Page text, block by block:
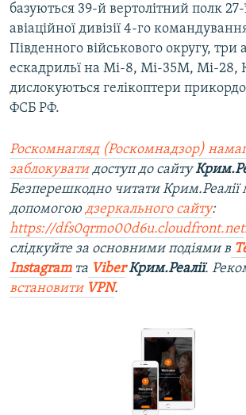
базуються 39-й вертолітний полк
авіаційної дивізії 4-го
Південного військового округу, три
ескадрильї на Мі-8, Мі-35М, Мі-28,
дислокуються гелікоптери
ФСБ РФ.
Роскомнагляд (Роскомнадзор)
заблокуватидоступ до сайту
Безперешкодно читати Крим.Реалії
допомогою дзеркального сайту:
https://dfs0qrmo00d6u.cloudfront.net
слідкуйте за основними подіями в
Instagramта ViberКрим.Реалії.
встановити VPN.